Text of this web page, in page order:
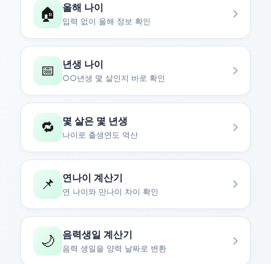
🏠 올해 나이
입력 없이 올해 정보 확인
📅 년생 나이
○○년생 몇 살인지 바로 확인
🔁 몇 살은 몇 년생
나이로 출생연도 역산
📌 연나이 계산기
연 나이와 만나이 차이 확인
🌙 음력생일 계산기
음력 생일을 양력 날짜로 변환